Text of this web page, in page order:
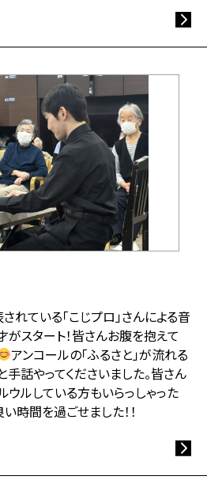
れている「こじプロ」さんによる音
スタート！皆さんお腹を抱えて
アンコールの「ふるさと」が流れる
話やってくださいました。皆さん
ウルしている方もいらっしゃった
時間を過ごせました！！